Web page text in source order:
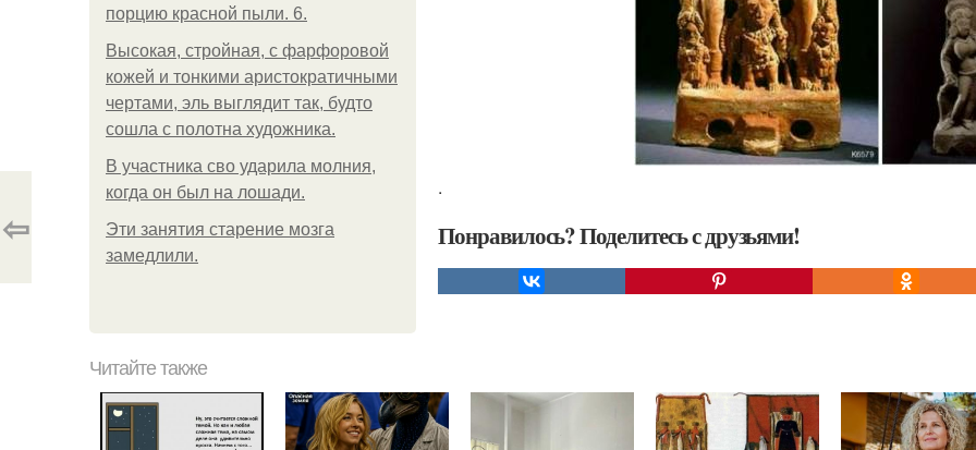
порцию красной пыли. 6.
Высокая, стройная, с фарфоровой
кожей и тонкими аристократичными
чертами, эль выглядит так, будто
сошла с полотна художника.
В участника сво ударила молния,
когда он был на лошади.
Эти занятия старение мозга
замедлили.
.
Понравилось? Поделитесь с друзьями!
⇦
Читайте также